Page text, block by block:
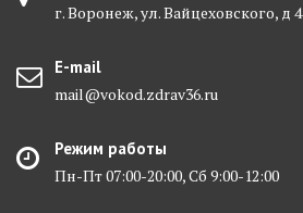
г. Воронеж, ул. Вайцеховского, д 4
E-mail
mail@vokod.zdrav36.ru
Режим работы
Пн-Пт 07:00-20:00, Сб 9:00-12:00